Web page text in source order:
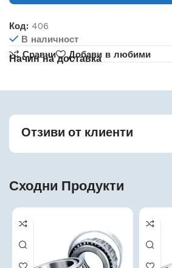
Код: 406
В наличност
Сравни
Добави в любими
Начин на доставка
Отзиви от клиенти
Сходни Продукти